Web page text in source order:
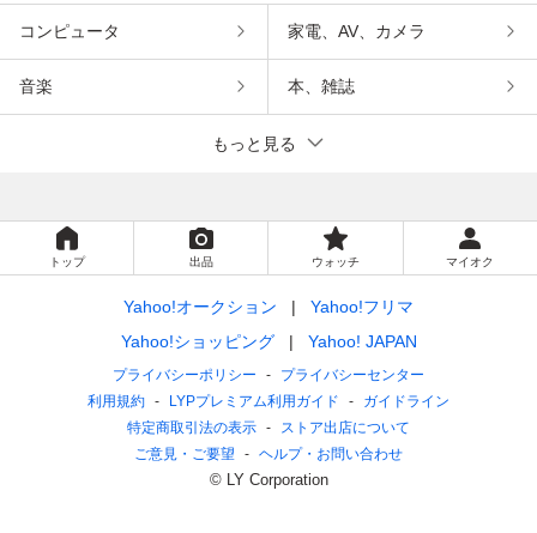
コンピュータ 家電、AV、カメラ
音楽 本、雑誌
もっと見る
トップ 出品 ウォッチ マイオク
Yahoo!オークション
Yahoo!フリマ
Yahoo!ショッピング
Yahoo! JAPAN
プライバシーポリシー
プライバシーセンター
利用規約
LYPプレミアム利用ガイド
ガイドライン
特定商取引法の表示
ストア出店について
ご意見・ご要望
ヘルプ・お問い合わせ
© LY Corporation